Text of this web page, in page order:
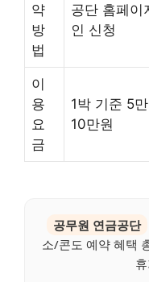
약
방
법
공단 홈페이
인 신청
이
용
요
금
1박 기준 5
10만원
공무원 연금공단
소/콘도 예약 혜택